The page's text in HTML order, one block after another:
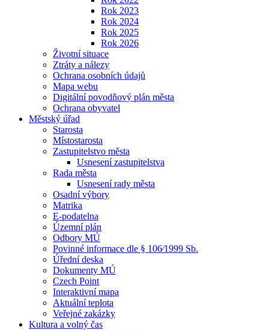
Rok 2023
Rok 2024
Rok 2025
Rok 2026
Životní situace
Ztráty a nálezy
Ochrana osobních údajů
Mapa webu
Digitální povodňový plán města
Ochrana obyvatel
Městský úřad
Starosta
Místostarosta
Zastupitelstvo města
Usnesení zastupitelstva
Rada města
Usnesení rady města
Osadní výbory
Matrika
E-podatelna
Územní plán
Odbory MÚ
Povinné informace dle § 106⁄1999 Sb.
Úřední deska
Dokumenty MÚ
Czech Point
Interaktivní mapa
Aktuální teplota
Veřejné zakázky
Kultura a volný čas